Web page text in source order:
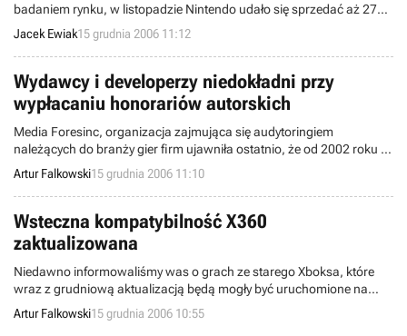
badaniem rynku, w listopadzie Nintendo udało się sprzedać aż 270
tys. „pilotów” Wii-mote. Ponadto, w tym samym okresie ze sklepów
zniknęło około 153 tys. kontrolerów „nunchuk” i ponad 476 tys.
konsol Wii. Wszystkie powyższe liczby dotyczą wyłącznie rynku
amerykańskiego.
Jacek Ewiak15 grudnia 2006 11:12
Wydawcy i developerzy niedokładni przy
wypłacaniu honorariów autorskich
Media Foresinc, organizacja zajmująca się audytoringiem
należących do branży gier firm ujawniła ostatnio, że od 2002 roku w
kontrolowanych przez siebie przedsiębiorstwach znalazła ponad
11,9 milionów Euro niezapłaconych honorariów autorskich.
Artur Falkowski15 grudnia 2006 11:10
Wsteczna kompatybilność X360
zaktualizowana
Niedawno informowaliśmy was o grach ze starego Xboksa, które
wraz z grudniową aktualizacją będą mogły być uruchomione na
X360. Jak się okazało, lista pierwotnie opublikowana była niepełna.
Update jest już dostępny, a poniżej zamieszczamy kompletną listę
Artur Falkowski15 grudnia 2006 10:55